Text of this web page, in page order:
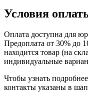
Условия
Оплата доступна для
Предоплата от 30% до
находится товар (на
индивидуальные
Чтобы узнать
контакты указаны в